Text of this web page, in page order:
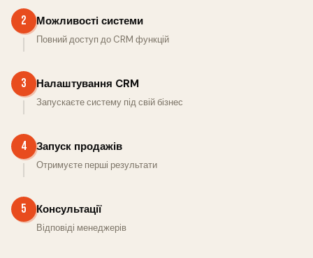
2 Можливості системи
Повний доступ до CRM функцій
3 Налаштування CRM
Запускаєте систему під свій бізнес
4 Запуск продажів
Отримуєте перші результати
5 Консультації
Відповіді менеджерів